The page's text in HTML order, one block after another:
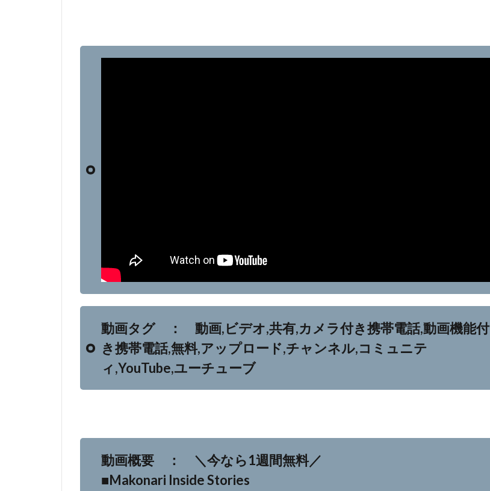
動画タグ ： 動画,ビデオ,共有,カメラ付き携帯電話,動画機能付
き携帯電話,無料,アップロード,チャンネル,コミュニテ
ィ,YouTube,ユーチューブ
動画概要 ： ＼今なら1週間無料／
■Makonari Inside Stories